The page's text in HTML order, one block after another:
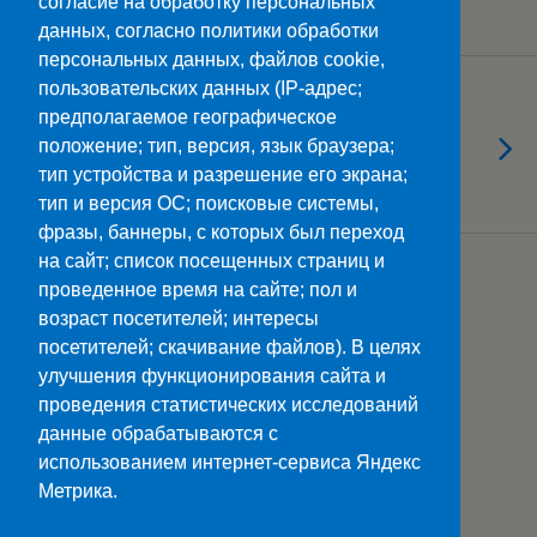
связи»
22.09.2023
Открыли 39-ый творческий
сезон в Ставропольском Дворце
культуры и спорта
Загрузить Еще Из Этой Категории…
Наверх
Мобильн.
данных, согласно политики обработки
персональных данных, файлов cookie,
пользовательских данных (IP-адрес;
предполагаемое географическое
положение; тип, версия, язык браузера;
тип устройства и разрешение его экрана;
тип и версия ОС; поисковые системы,
фразы, баннеры, с которых был переход
на сайт; список посещенных страниц и
проведенное время на сайте; пол и
возраст посетителей; интересы
посетителей; скачивание файлов). В целях
улучшения функционирования сайта и
проведения статистических исследований
данные обрабатываются с
использованием интернет-сервиса Яндекс
Метрика.